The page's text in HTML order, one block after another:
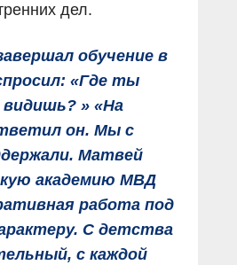
дел.
обучение в
«Где ты
» «На
он. Мы с
Матвей
академию МВД
работа под
С детства
с каждой